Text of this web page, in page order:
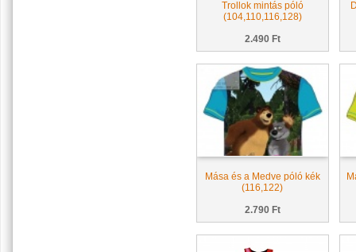
Trollok mintás póló
(104,110,116,128)
2.490 Ft
Mása és a Medve póló kék
(116,122)
2.790 Ft